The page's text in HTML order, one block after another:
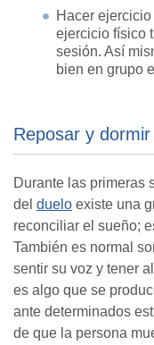
Hacer
ejercicio físico
sesión. Así
bien en grupo
Reposar y dormir
Durante las primeras
del duelo existe una
reconciliar el sueño;
También es normal
sentir su voz y tener
es algo que se
ante determinados
de que la persona